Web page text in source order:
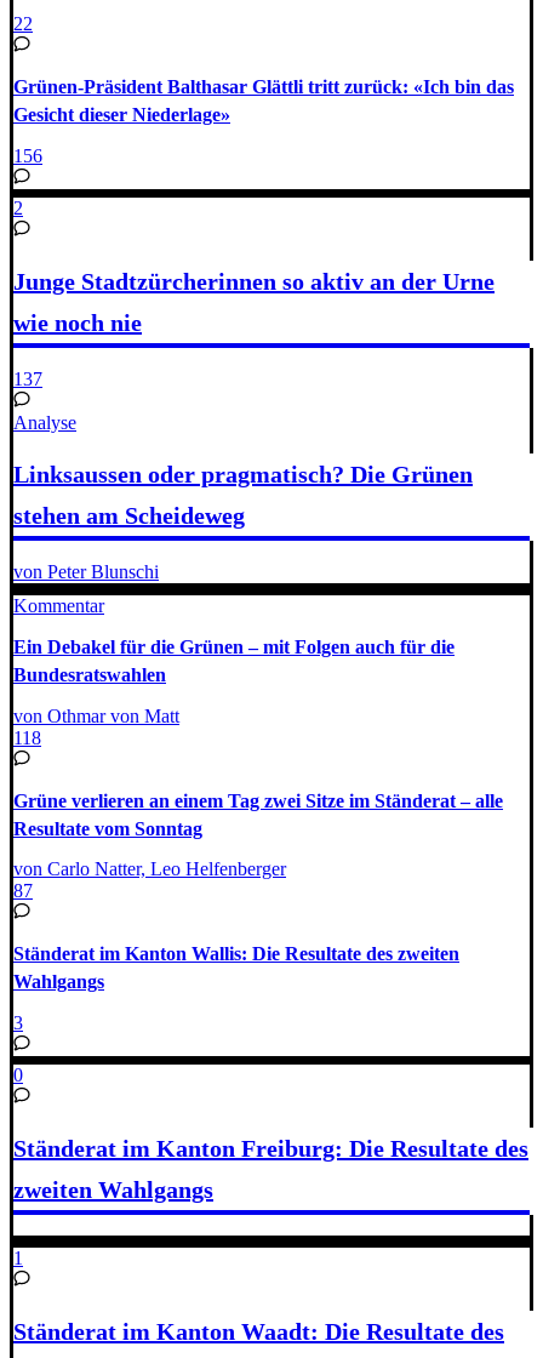
22
Grünen-Präsident Balthasar Glättli tritt zurück: «Ich bin das
Gesicht dieser Niederlage»
156
2
Junge Stadtzürcherinnen so aktiv an der Urne
wie noch nie
137
Analyse
Linksaussen oder pragmatisch? Die Grünen
stehen am Scheideweg
von Peter Blunschi
Kommentar
Ein Debakel für die Grünen – mit Folgen auch für die
Bundesratswahlen
von Othmar von Matt
118
Grüne verlieren an einem Tag zwei Sitze im Ständerat – alle
Resultate vom Sonntag
von Carlo Natter, Leo Helfenberger
87
Ständerat im Kanton Wallis: Die Resultate des zweiten
Wahlgangs
3
0
Ständerat im Kanton Freiburg: Die Resultate des
zweiten Wahlgangs
1
Ständerat im Kanton Waadt: Die Resultate des